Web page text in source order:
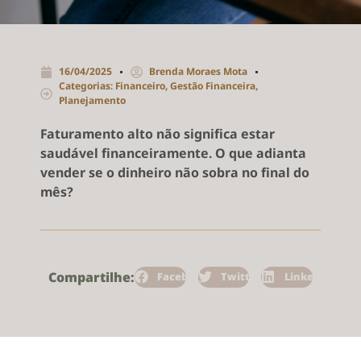
16/04/2025
Brenda Moraes Mota
Categorias: Financeiro,Gestão Financeira,
Planejamento
Faturamento alto não significa estar
saudável financeiramente. O que adianta
vender se o dinheiro não sobra no final do
mês?
Compartilhe: Facebook Twitter LinkedIn